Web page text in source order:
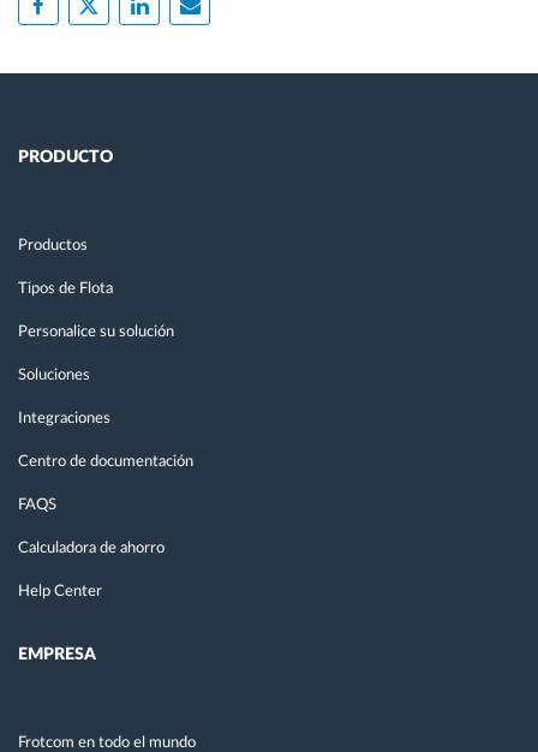
PRODUCTO
Productos
Tipos de Flota
Personalice su solución
Soluciones
Integraciones
Centro de documentación
FAQS
Calculadora de ahorro
Help Center
EMPRESA
Frotcom en todo el mundo